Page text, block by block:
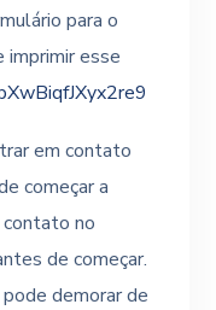
para o
imprimir esse
em contato
começar a
no
de começar.
demorar de